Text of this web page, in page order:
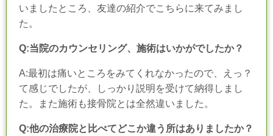
いましたところ、友達の紹介でこちらに来てみまし
た。
Q:当院のカウンセリング、施術はいかがでしたか？
A:最初は痛いところをみてくれなかったので、えっ？
て感じでしたが、しっかり説明を受けて納得しまし
た。また施術も接骨院とは全然違いました。
Q:他の治療院と比べてどこか違う所はありましたか？